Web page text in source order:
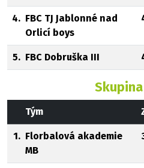
4. FBC TJ Jablonné nad
Orlicí boys
5. FBC Dobruška III
Skupina
Tým
1. Florbalová akademie
MB